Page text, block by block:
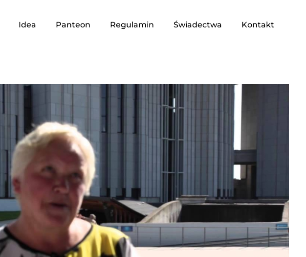
Idea Panteon Regulamin Świadectwa Kontakt